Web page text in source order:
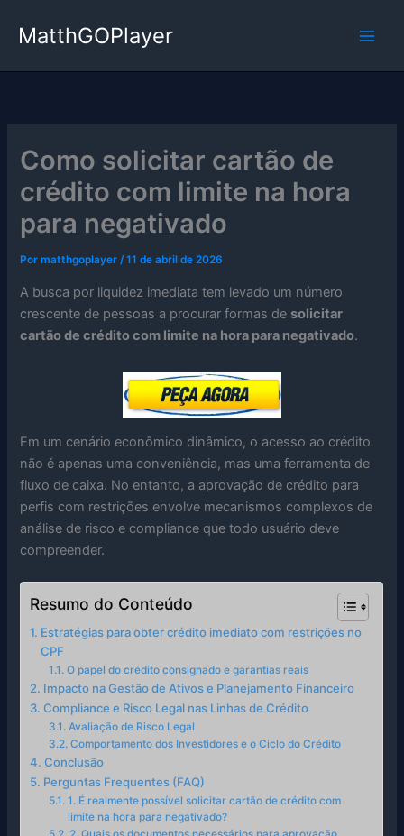
para
conteúdo
MatthGOPlayer
Como solicitar cartão de
crédito com limite na hora
para negativado
Pormatthgoplayer/11 de abril de 2026
A busca por liquidez imediata tem levado um número
crescente de pessoas a procurar formas de solicitar
cartão de crédito com limite na hora para negativado.
Em um cenário econômico dinâmico, o acesso ao crédito
não é apenas uma conveniência, mas uma ferramenta de
fluxo de caixa. No entanto, a aprovação de crédito para
perfis com restrições envolve mecanismos complexos de
análise de risco e compliance que todo usuário deve
compreender.
Resumo do Conteúdo
Estratégias para obter crédito imediato com restrições no
CPF
O papel do crédito consignado e garantias reais
Impacto na Gestão de Ativos e Planejamento Financeiro
Compliance e Risco Legal nas Linhas de Crédito
Avaliação de Risco Legal
Comportamento dos Investidores e o Ciclo do Crédito
Conclusão
Perguntas Frequentes (FAQ)
1. É realmente possível solicitar cartão de crédito com
limite na hora para negativado?